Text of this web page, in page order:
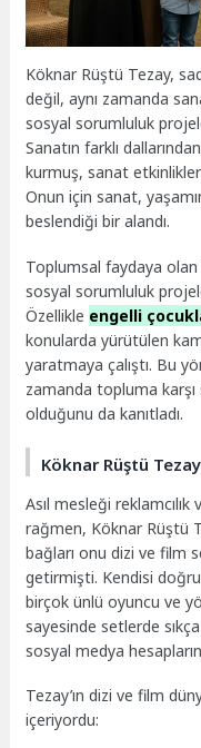
Köknar Rüştü Tezay,
değil, aynı zamanda
sosyal sorumluluk
Sanatın farklı
kurmuş, sanat
Onun için sanat,
beslendiği bir alandı.
Toplumsal faydaya olan
sosyal sorumluluk
Özellikle engelli
konularda yürütülen
yaratmaya çalıştı. Bu
zamanda topluma
olduğunu da kanıtladı.
Köknar Rüştü
Asıl mesleği reklamcılık
rağmen, Köknar Rüştü
bağları onu dizi ve film
getirmişti. Kendisi
birçok ünlü oyuncu ve
sayesinde setlerde
sosyal medya
Tezay’ın dizi ve film
içeriyordu: